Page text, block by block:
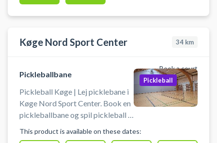
Køge Nord Sport Center 34 km
Book a court
Pickleballbane
Pickleball Køge | Lej picklebane i
Køge Nord Sport Center. Book en
pickleballbane og spil pickleball i
hallerne ved Køge Nord
Pickleball
This product is available on these dates: